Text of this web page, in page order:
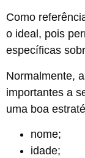
Como
o ideal, pois
específicas
Normalmente,
importantes a
uma boa
nome;
idade;